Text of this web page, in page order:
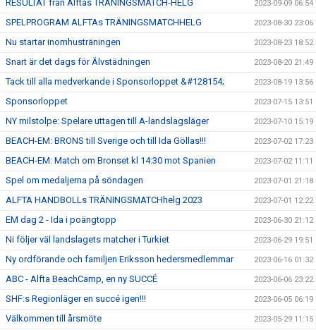
RESULTAT från Alftas TRÄNINGSMATCH-HELG 2023-09-09 06:54
SPELPROGRAM ALFTAs TRÄNINGSMATCHHELG 2023-08-30 23:06
Nu startar inomhusträningen 2023-08-23 18:52
Snart är det dags för Älvstädningen 2023-08-20 21:49
Tack till alla medverkande i Sponsorloppet &#128154; 2023-08-19 13:56
Sponsorloppet 2023-07-15 13:51
NY milstolpe: Spelare uttagen till A-landslagsläger 2023-07-10 15:19
BEACH-EM: BRONS till Sverige och till Ida Göllas!!! 2023-07-02 17:23
BEACH-EM: Match om Bronset kl 14:30 mot Spanien 2023-07-02 11:11
Spel om medaljerna på söndagen 2023-07-01 21:18
ALFTA HANDBOLLs TRÄNINGSMATCHhelg 2023 2023-07-01 12:22
EM dag 2 - Ida i poängtopp 2023-06-30 21:12
Ni följer väl landslagets matcher i Turkiet 2023-06-29 19:51
Ny ordförande och familjen Eriksson hedersmedlemmar 2023-06-16 01:32
ABC - Alfta BeachCamp, en ny SUCCÉ 2023-06-06 23:22
SHF:s Regionläger en succé igen!!! 2023-06-05 06:19
Välkommen till årsmöte 2023-05-29 11:15